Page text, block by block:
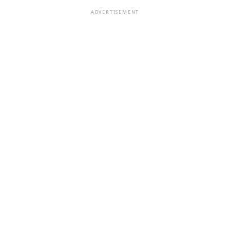
ADVERTISEMENT